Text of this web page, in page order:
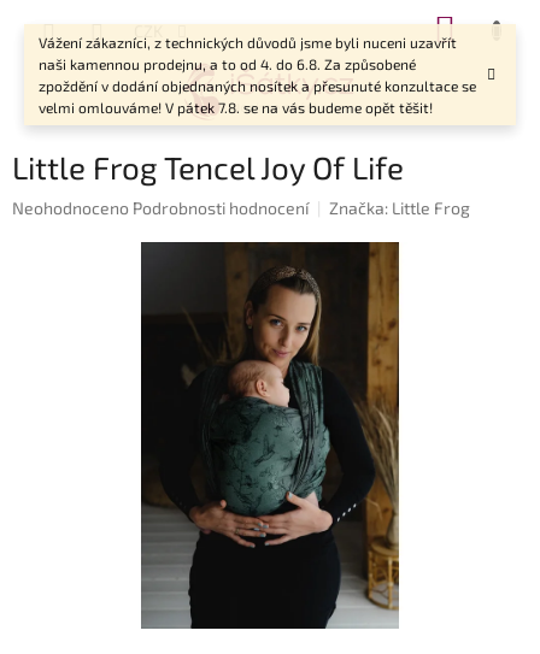
Vážení zákazníci, z technických důvodů jsme byli nuceni uzavřít
naši kamennou prodejnu, a to od 4. do 6.8. Za způsobené
zpoždění v dodání objednaných nosítek a přesunuté konzultace se
velmi omlouváme! V pátek 7.8. se na vás budeme opět těšit!
CZK
Little Frog Tencel Joy Of Life
Průměrné
Neohodnoceno Podrobnosti hodnocení Značka: Little Frog